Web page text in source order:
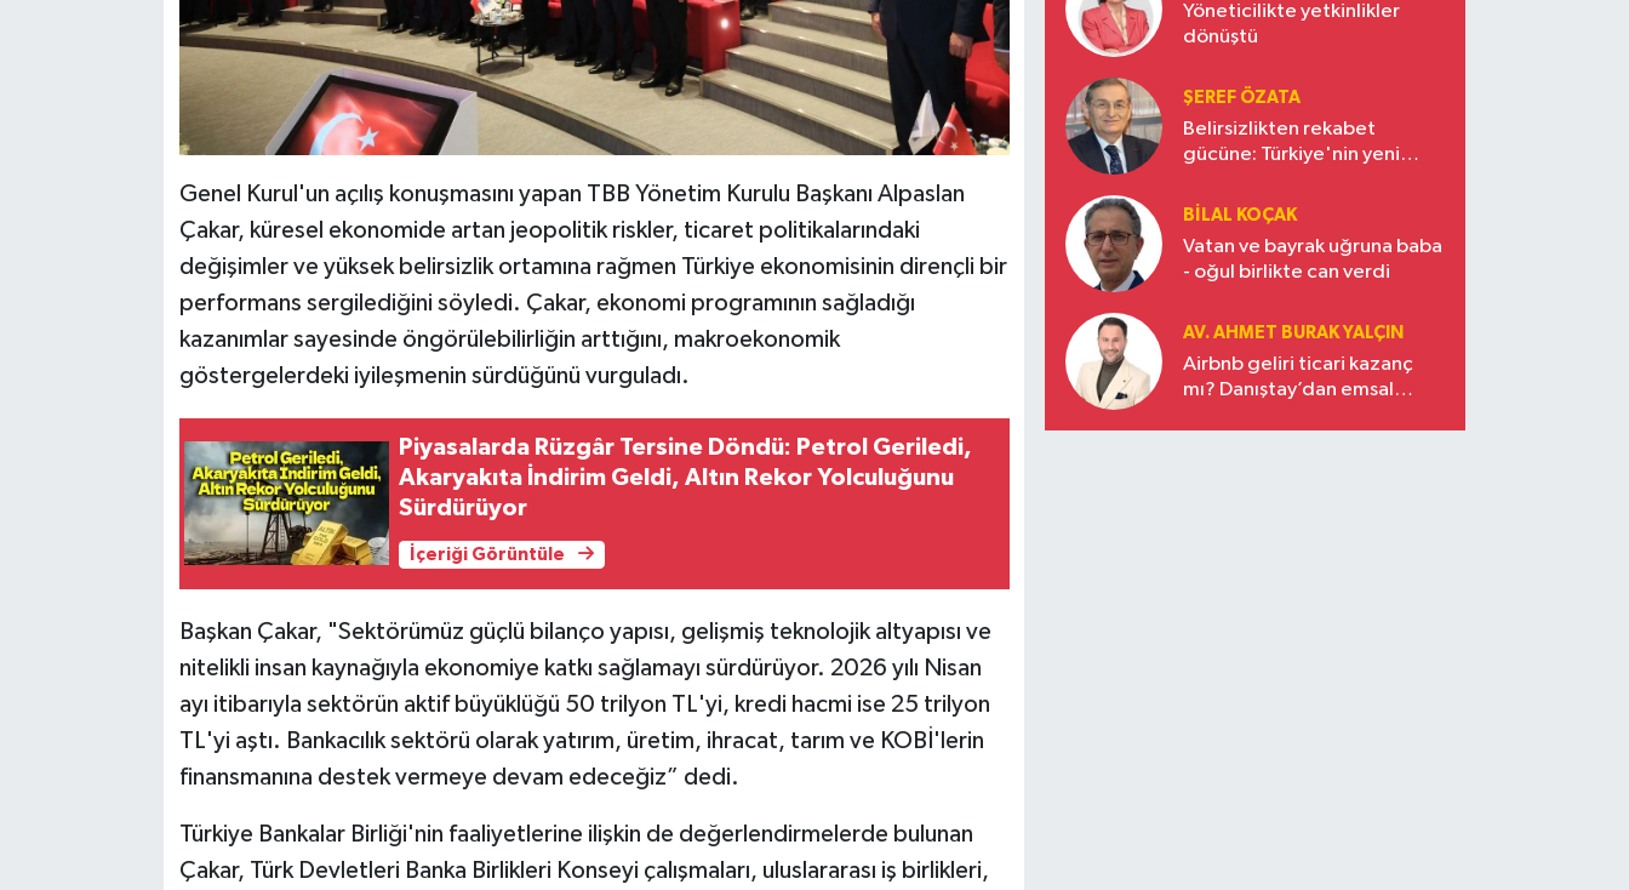
Genel Kurul'un açılış konuşmasını yapan TBB Yönetim Kurulu Başkanı Alpaslan
Çakar, küresel ekonomide artan jeopolitik riskler, ticaret politikalarındaki
değişimler ve yüksek belirsizlik ortamına rağmen Türkiye ekonomisinin dirençli bir
performans sergilediğini söyledi. Çakar, ekonomi programının sağladığı
kazanımlar sayesinde öngörülebilirliğin arttığını, makroekonomik
göstergelerdeki iyileşmenin sürdüğünü vurguladı.
Piyasalarda Rüzgâr Tersine Döndü: Petrol Geriledi,
Akaryakıta İndirim Geldi, Altın Rekor Yolculuğunu
Sürdürüyor
İçeriği Görüntüle
Başkan Çakar, "Sektörümüz güçlü bilanço yapısı, gelişmiş teknolojik altyapısı ve
nitelikli insan kaynağıyla ekonomiye katkı sağlamayı sürdürüyor. 2026 yılı Nisan
ayı itibarıyla sektörün aktif büyüklüğü 50 trilyon TL'yi, kredi hacmi ise 25 trilyon
TL'yi aştı. Bankacılık sektörü olarak yatırım, üretim, ihracat, tarım ve KOBİ'lerin
finansmanına destek vermeye devam edeceğiz” dedi.
Türkiye Bankalar Birliği'nin faaliyetlerine ilişkin de değerlendirmelerde bulunan
Çakar, Türk Devletleri Banka Birlikleri Konseyi çalışmaları, uluslararası iş birlikleri,
Yöneticilikte yetkinlikler
dönüştü
ŞEREF ÖZATA
Belirsizlikten rekabet
gücüne: Türkiye'nin yeni
BILAL KOÇAK
Vatan ve bayrak uğruna baba
- oğul birlikte can verdi
AV. AHMET BURAK YALÇIN
Airbnb geliri ticari kazanç
mı? Danıştay’dan emsal